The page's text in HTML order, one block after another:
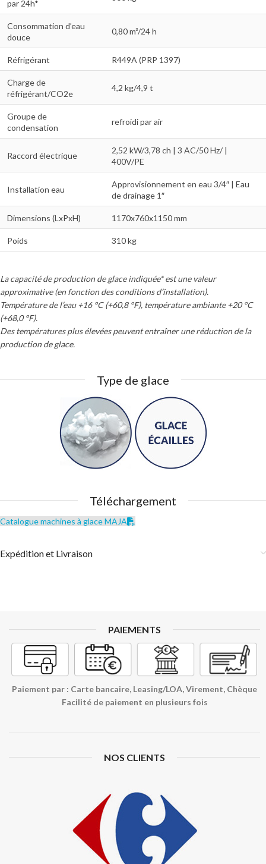
par 24h*
Consommation d’eau
douce
0,80 m³/24 h
Réfrigérant R449A (PRP 1397)
Charge de
réfrigérant/CO2e
4,2 kg/4,9 t
Groupe de
condensation
refroidi par air
Raccord électrique
2,52 kW/3,78 ch | 3 AC/50 Hz/ |
400V/PE
Installation eau
Approvisionnement en eau 3/4″ | Eau
de drainage 1″
Dimensions (LxPxH) 1170x760x1150 mm
Poids 310 kg
La capacité de production de glace indiquée* est une valeur
approximative (en fonction des conditions d’installation).
Température de l’eau +16 °C (+60,8 °F), température ambiante +20 °C
(+68,0 °F).
Des températures plus élevées peuvent entraîner une réduction de la
production de glace.
Type de glace
Téléchargement
Catalogue machines à glace MAJA
Expédition et Livraison
PAIEMENTS
Paiement par : Carte bancaire, Leasing/LOA, Virement, Chèque
Facilité de paiement en plusieurs fois
NOS CLIENTS